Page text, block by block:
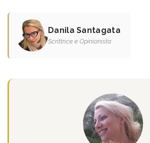
Danila Santagata
Scrittrice e Opinionista